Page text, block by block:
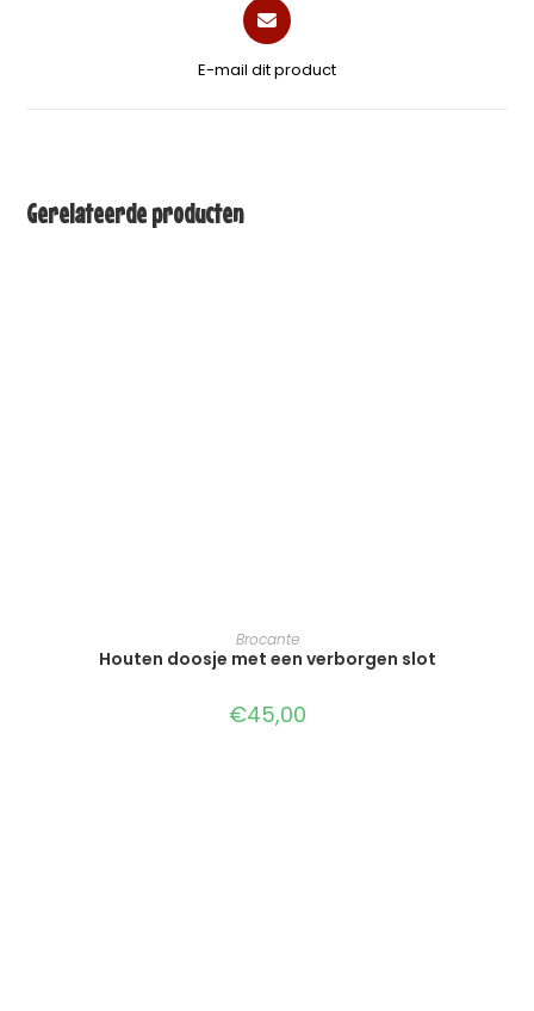
E-mail dit product
Gerelateerde producten
TOEVOEGEN AAN WINKELWAGEN
Brocante
Houten doosje met een verborgen slot
€45,00